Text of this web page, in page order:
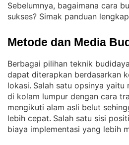
Sebelumnya, bagaimana cara
sukses? Simak panduan
Metode dan Media
Berbagai pilihan teknik
dapat diterapkan berdasarkan
lokasi. Salah satu opsinya yaitu
di kolam lumpur dengan cara
mengikuti alam asli belut
lebih cepat. Salah satu sisi
biaya implementasi yang lebih